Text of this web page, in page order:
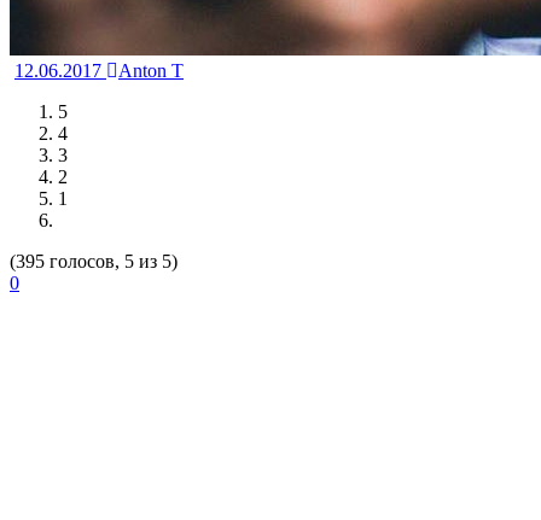
12.06.2017
Anton T
5
4
3
2
1
(395 голосов, 5 из 5)
0